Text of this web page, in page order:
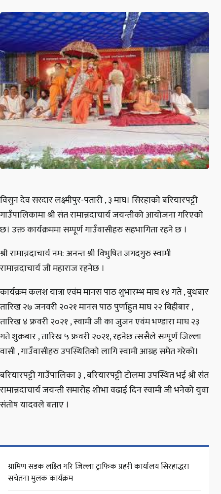
विसुन देव सरदार लक्ष्मीपुर-पतारी , ३ माघ। सिरहाको बरियारपट्टी
गाउँपालिकामा श्री संत रामान्नदाचार्य जयन्तीको आयोजना गरिएको
छ। उक्त कार्यक्रममा सम्पूर्ण गाउँवासीहरु सहभागिता रहने छ ।
श्री रामान्नदाचार्य नम: अनन्त श्री विभुषित जगदगुरु स्वामी
रामान्नदाचार्य जी महाराज रहनेछ ।
कार्यक्रम कलश यात्रा एवंम मानस पाठ शुभारम्भ माघ १४ गते , बुधबार
तारिख २७ जनवरी २०२१ मानस पाठ पुर्णाहुत माघ २२ बिहीबार ,
तारिख ४ फ्रवरी २०२१ , स्वामी जी का जुजन एवंम भण्डारा माघ २३
गते शुक्रबार , तारिख ५ फ्रवरी २०२१, रहनेछ त्ससैले सम्पूर्ण जिल्ला
वासी , गाउँवासीहरु उपस्थितिको लागि स्वामी आग्रह समेत गरेको।
बरियारपट्टी गाउँपालिका ३ , बरियारपट्टी टोलमा उपस्थित भई श्री संत
रामान्नदाचार्य जयन्ती समारोह शोभा वढाई दिन स्वामी जी भनेको युवा
संतोष यादवले बताए ।
ग्रामिण सडक लक्ष्ति गरि जिल्ला ट्राफिक प्रहरी कार्यालय सिरहाद्धरा
सचेतना मुलक कार्यक्रम